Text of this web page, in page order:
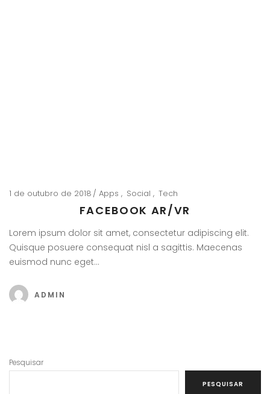
1 de outubro de 2018 Apps Social Tech
FACEBOOK AR/VR
Lorem ipsum dolor sit amet, consectetur adipiscing elit.
Quisque posuere consequat nisl a sagittis. Maecenas
euismod nunc eget…
ADMIN
Pesquisar
PESQUISAR